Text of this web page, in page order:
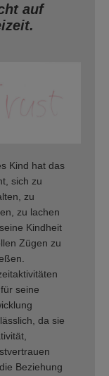
auf
Kind hat das
sich zu
zu
zu lachen
Kindheit
Zügen zu
seine
da sie
Beziehung